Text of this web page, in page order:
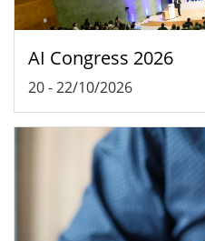
AI Congress 2026
20-22/10/2026